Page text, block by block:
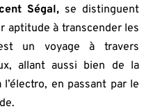
Ségal, se distinguent
aptitude à transcender les
un voyage à travers
allant aussi bien de la
en passant par le